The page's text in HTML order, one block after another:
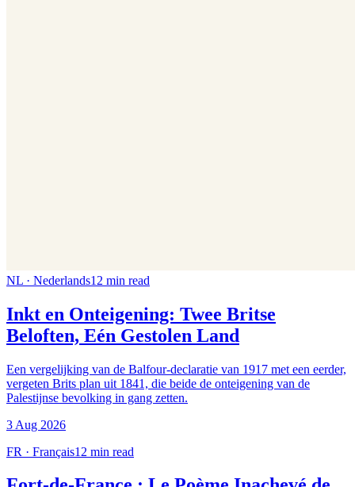
NL · Nederlands12 min read
Inkt en Onteigening: Twee Britse
Beloften, Eén Gestolen Land
Een vergelijking van de Balfour-declaratie van 1917 met een eerder,
vergeten Brits plan uit 1841, die beide de onteigening van de
Palestijnse bevolking in gang zetten.
3 Aug 2026
FR · Français12 min read